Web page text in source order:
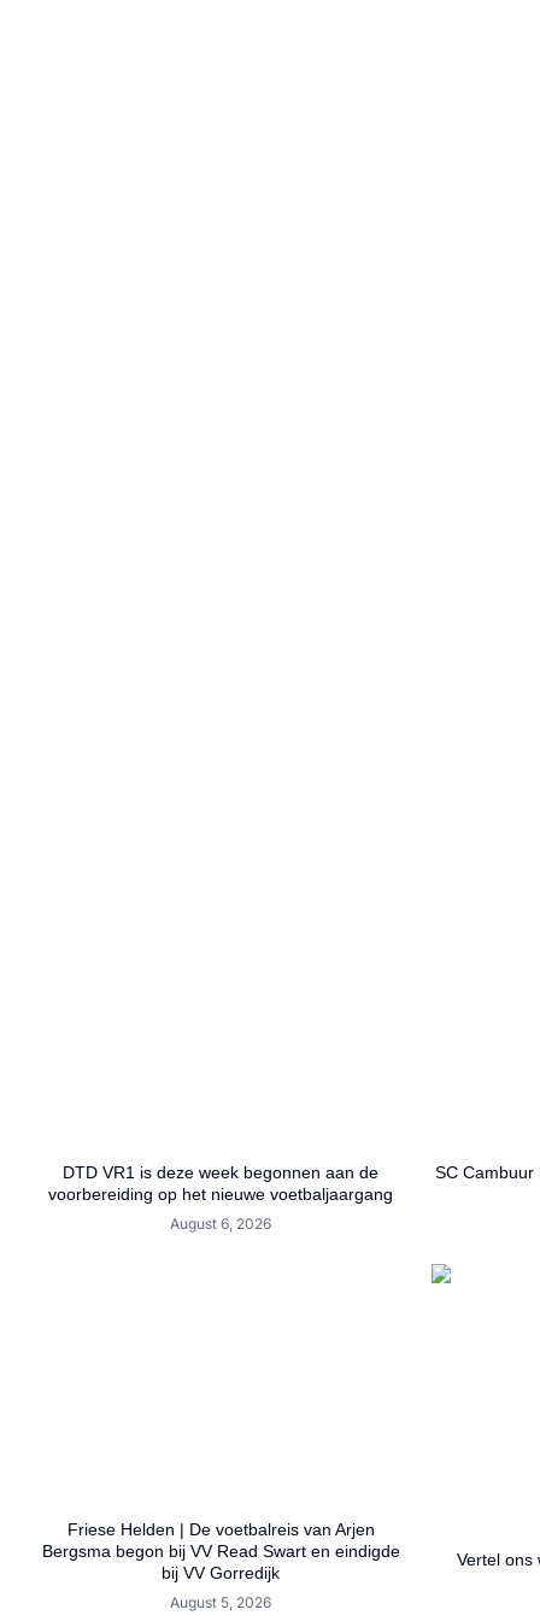
DTD VR1 is deze week begonnen aan de
voorbereiding op het nieuwe voetbaljaargang
August 6, 2026
SC Cambuur
Friese Helden | De voetbalreis van Arjen
Bergsma begon bij VV Read Swart en eindigde
bij VV Gorredijk
August 5, 2026
Vertel ons